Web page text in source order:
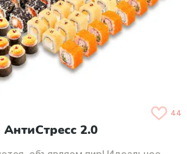
44
АнтиСтресс 2.0